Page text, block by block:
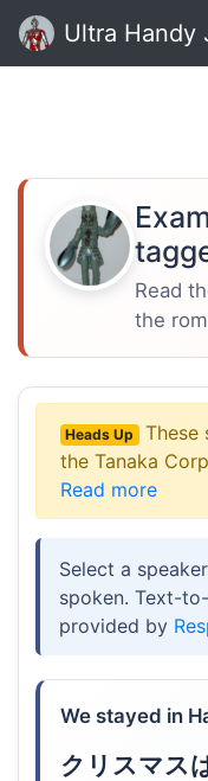
Ultra Handy
Read
the
Heads Up
These
the Tanaka
Read more
Select a
spoken. Text-
provided by
We stayed in
クリスマス